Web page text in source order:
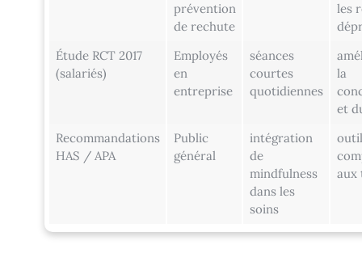
prévention
de rechute
les
Étude RCT 2017
(salariés)
Employés
en
entreprise
séances
courtes
quotidiennes
la
et
Recommandations
HAS / APA
Public
général
intégration
de
mindfulness
dans les
soins
outil
aux